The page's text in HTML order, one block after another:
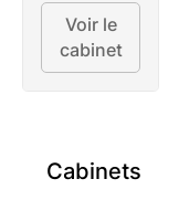
Cabinets
Voir le
cabinet